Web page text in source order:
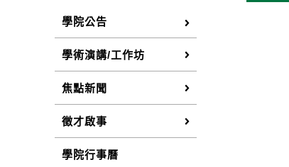
學院公告
學術演講/工作坊
焦點新聞
徵才啟事
學院行事曆